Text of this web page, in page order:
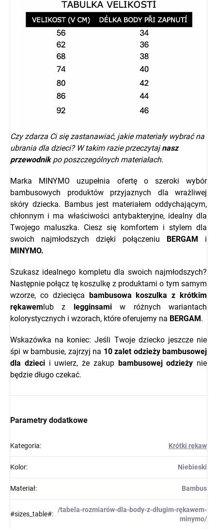
Czy zdarza Ci się zastanawiać, jakie materiały wybrać na
ubrania dla dzieci? W takim razie przeczytajnasz
przewodnikpo poszczególnych materiałach.
Marka MINYMO uzupełnia ofertę o szeroki wybór
bambusowych produktów przyjaznych dla wrażliwej
skóry dziecka. Bambus jest materiałem oddychającym,
chłonnym i ma właściwości antybakteryjne, idealny dla
Twojego maluszka. Ciesz się komfortem i stylem dla
swoich najmłodszych dzięki połączeniu
BERGAM
i
MINYMO.
Szukasz idealnego kompletu dla swoich najmłodszych?
Następnie połącz tę koszulkę z produktami o tym samym
wzorze, co dziecięca bambusowa koszulka z krótkim
rękawem lub z legginsamiw różnych wariantach
kolorystycznych i wzorach, które oferujemy na BERGAM .
Wskazówka na koniec: Jeśli Twoje dziecko jeszcze nie
śpi w bambusie, zajrzyj na 10 zalet odzieży bambusowej
dla dzieci i uwierz, że zakup bambusowej odzieży nie
będzie długo czekać.
Parametry dodatkowe
Kategoria: Krótki rękaw
Kolor: Niebieski
Materiał: Bambus
#sizes_table#:
/tabela-rozmiarów-dla-body-z-długim-rękawem-
minymo/